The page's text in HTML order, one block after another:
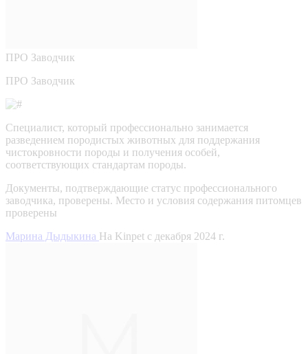
ПРО Заводчик
ПРО Заводчик
Специалист, который профессионально занимается
разведением породистых животных для поддержания
чистокровности породы и получения особей,
соответствующих стандартам породы.
Документы, подтверждающие статус профессионального
заводчика, проверены. Место и условия содержания питомцев
проверены
Марина Дыдыкина На Kinpet c декабря 2024 г.